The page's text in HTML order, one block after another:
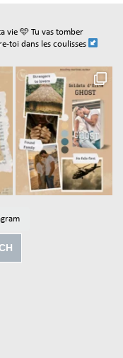
vie 🩵 Tu vas tomber
toi dans les coulisses